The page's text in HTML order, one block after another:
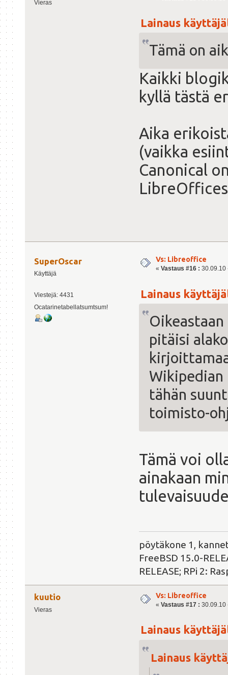
Vieras
Lainaus
Tämä on
Kaikki
kyllä tästä
Aika
(vaikka
Canonical
SuperOscar
Käyttäjä
Viestejä: 4431
Ocatarinetabellatsumtsum!
Vs: Libreoffice
« Vastaus #16 : 30.09.10
Lainaus
pitäisi
tähän
toimisto-
Tämä voi
ainakaan
pöytäkone 1,
FreeBSD 15.0-
RELEASE; RPi 2:
kuutio
Vieras
Vs: Libreoffice
« Vastaus #17 : 30.09.10
Lainaus
Lainaus